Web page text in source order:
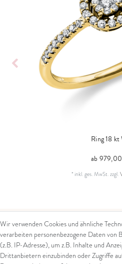
Ring 18
ab
* inkl. ges. MwSt.zzgl.
Kontakt
Wir verwenden Cookies und ähnliche
verarbeiten personenbezogene Daten von
(z.B. IP-Adresse), um z.B. Inhalte und
Drittanbietern einzubinden oder Zugriffe